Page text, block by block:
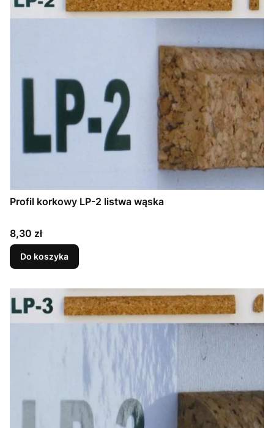
Profil korkowy LP-2 listwa wąska
Cena
8,30 zł
Do koszyka